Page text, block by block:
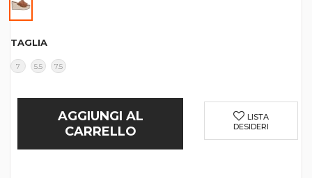
TAGLIA
7 5.5 7.5
AGGIUNGI AL
CARRELLO
LISTA
DESIDERI